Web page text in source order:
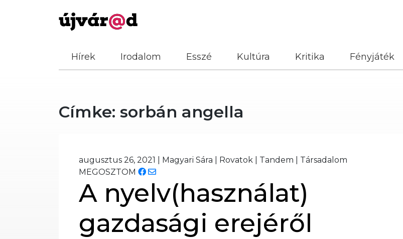
Hírek Irodalom Esszé Kultúra Kritika Fényjáték
Címke: sorbán angella
augusztus 26, 2021 Magyari Sára Rovatok Tandem
Társadalom
MEGOSZTOM
A nyelv(használat)
gazdasági erejéről